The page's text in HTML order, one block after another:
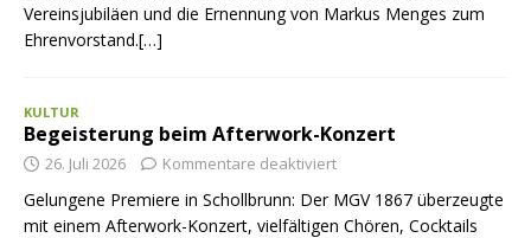
Vereinsjubiläen und die Ernennung von Markus Menges zum
Ehrenvorstand.[…]
KULTUR
Begeisterung beim Afterwork-Konzert
26. Juli 2026 Kommentare deaktiviert
Gelungene Premiere in Schollbrunn: Der MGV 1867 überzeugte
mit einem Afterwork-Konzert, vielfältigen Chören, Cocktails